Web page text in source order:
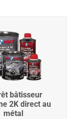
bâtisseur
2K direct au
métal